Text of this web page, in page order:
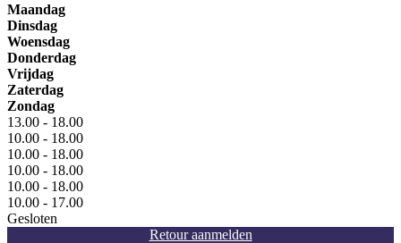
Maandag
Dinsdag
Woensdag
Donderdag
Vrijdag
Zaterdag
Zondag
13.00 - 18.00
10.00 - 18.00
10.00 - 18.00
10.00 - 18.00
10.00 - 18.00
10.00 - 17.00
Gesloten
Retour aanmelden